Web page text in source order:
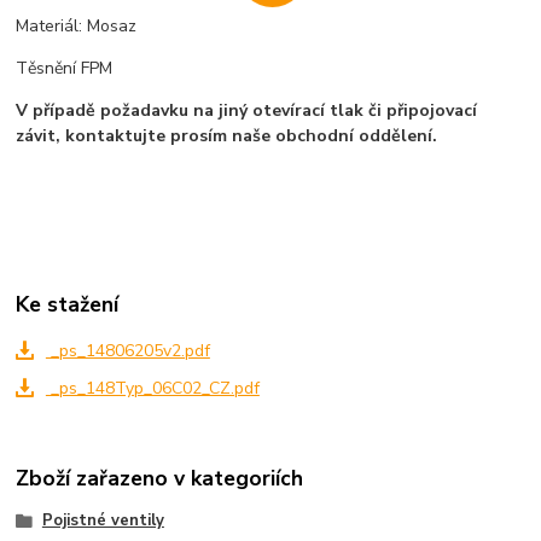
Materiál: Mosaz
Těsnění FPM
V případě požadavku na jiný otevírací tlak či připojovací
závit, kontaktujte prosím naše obchodní oddělení.
Ke stažení
_ps_14806205v2.pdf
_ps_148Typ_06C02_CZ.pdf
Zboží zařazeno v kategoriích
Pojistné ventily